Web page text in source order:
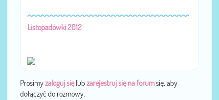
Listopadówki 2012
Prosimyzaloguj sięlub zarejestruj się na forumsię, aby
dołączyć do rozmowy.